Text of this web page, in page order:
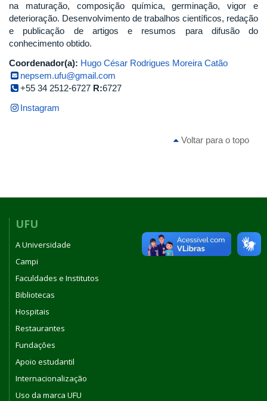
na maturação, composição química, germinação, vigor e
deterioração. Desenvolvimento de trabalhos científicos, redação
e publicação de artigos e resumos para difusão do
conhecimento obtido.
Coordenador(a): Hugo César Rodrigues Moreira Catão
nepsem.ufu@gmail.com
+55 34 2512-6727 R:6727
Instagram
Voltar para o topo
UFU
A Universidade
Campi
Faculdades e Institutos
Bibliotecas
Hospitais
Restaurantes
Fundações
Apoio estudantil
Internacionalização
Uso da marca UFU